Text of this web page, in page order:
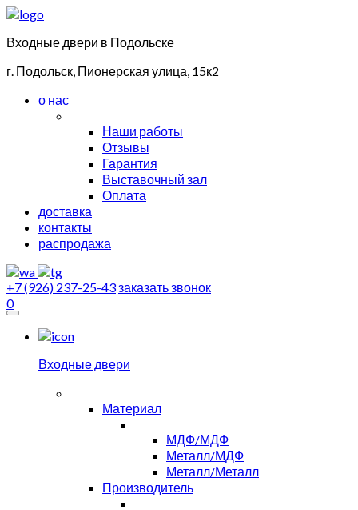
Входные двери в Подольске
г. Подольск, Пионерская улица, 15к2
о нас
Наши работы
Отзывы
Гарантия
Выставочный зал
Оплата
доставка
контакты
распродажа
+7 (926) 237-25-43заказать звонок
0
Входные двери
Материал
МДФ/МДФ
Металл/МДФ
Металл/Металл
Производитель